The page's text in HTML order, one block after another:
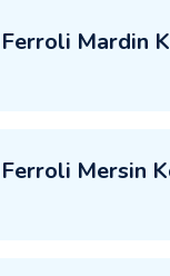
Ferroli Mardin
Ferroli Mersin